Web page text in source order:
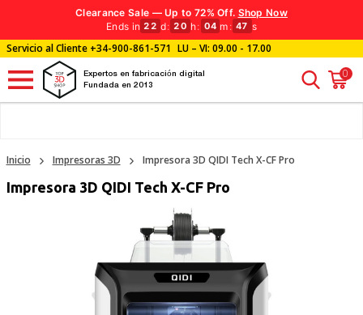
Clearance Sale — Up to 72% Off. Shop Now
Ends in 22 d: 20 h: 04 m : 46 s
Servicio al Cliente +34-900-861-571 LU – VI: 09.00 - 17.00
Expertos en fabricación digital
Fundada en 2013
0
Inicio Impresoras 3D Impresora 3D QIDI Tech X-CF Pro
Impresora 3D QIDI Tech X-CF Pro